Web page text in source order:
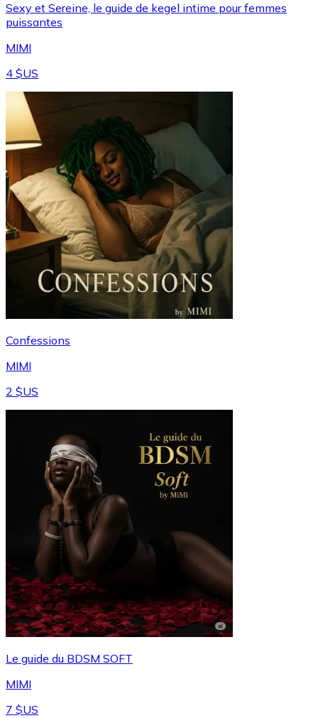
Sexy et Sereine, le guide de kegel intime pour femmes
puissantes
MIMI
4 $US
Confessions
MIMI
2 $US
Le guide du BDSM SOFT
MIMI
7 $US